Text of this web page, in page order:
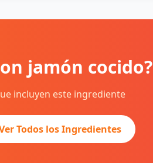
jamón cocido?
incluyen este ingrediente
Todos los Ingredientes